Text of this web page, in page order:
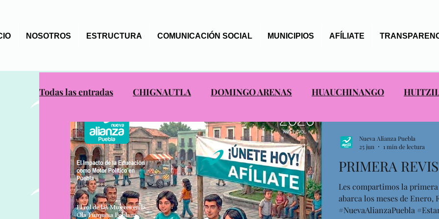
NOSOTROS ESTRUCTURA COMUNICACIÓN SOCIAL MUNICIPIOS AFÍLIATE
Todas las entradas CHIGNAUTLA DOMINGO ARENAS HUAUCHINANGO
OCOTEPEC PUEBLA REVISTAS ALIANCISTAS SAN NICOLAS DE LOS RANCHOS
SAN PEDRO YELOIXTLAHUACA TEPANCO DE LÓPEZ TOCHIMILCO
XAYACATLAN DE BRAVO ZACAPOAXTLA
PRIMERA
Les compartimos la
abarca los meses de
#NuevaAlianzaPuebla
Nueva Alianza Puebla
25 jun
1 min de lectura